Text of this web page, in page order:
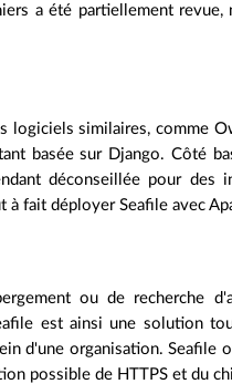
a été partiellement
logiciels similaires, comme
basée sur Django. Côté
déconseillée pour
à fait déployer Seafile avec
ou de recherche
est ainsi une solution
d'une organisation. Seafile
possible de HTTPS et du